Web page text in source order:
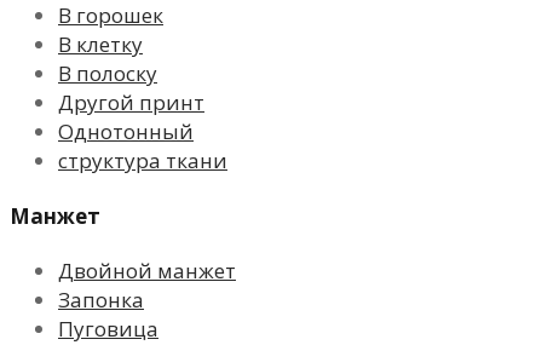
В горошек
В клетку
В полоску
Другой принт
Однотонный
структура ткани
Манжет
Двойной манжет
Запонка
Пуговица